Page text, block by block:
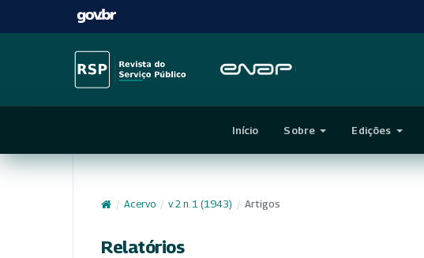
Início Sobre Edições
/ Acervo / v. 2 n. 1 (1943) / Artigos
Relatórios